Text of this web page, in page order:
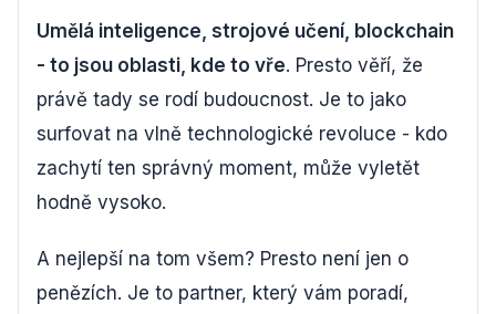
Umělá inteligence, strojové učení, blockchain
- to jsou oblasti, kde to vře. Presto věří, že
právě tady se rodí budoucnost. Je to jako
surfovat na vlně technologické revoluce - kdo
zachytí ten správný moment, může vyletět
hodně vysoko.
A nejlepší na tom všem? Presto není jen o
penězích. Je to partner, který vám poradí,